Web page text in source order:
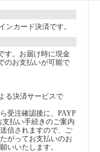
ンカード決済です。
す。お届け時に現金
のお支払いが可能で
る決済サービスで
受注確認後に、PAYP
払い手続きのご案内
信されますので、ご
がってお支払いのお
いいたします。